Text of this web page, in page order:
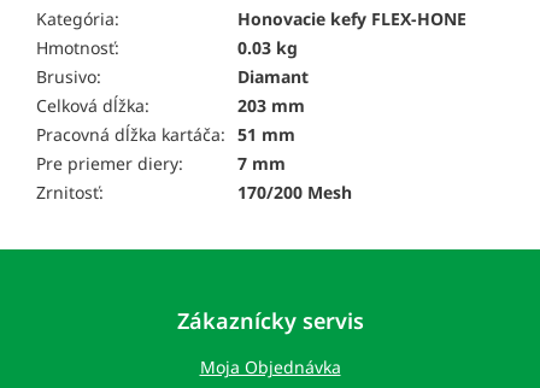
Kategória:
Honovacie kefy FLEX-HONE
Hmotnosť:
0.03 kg
Brusivo:
Diamant
Celková dĺžka:
203 mm
Pracovná dĺžka kartáča: 51 mm
Pre priemer diery:
7 mm
Zrnitosť:
170/200 Mesh
Zákaznícky servis
Moja Objednávka